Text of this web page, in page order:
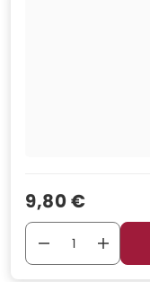
Verkaufspreis
9,80 €